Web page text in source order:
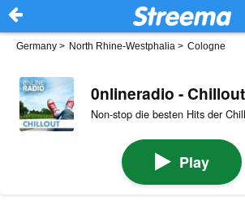
Germany > North Rhine-Westphalia > Cologne
0nlineradio - Chillout
Non-stop die besten Hits der
Play